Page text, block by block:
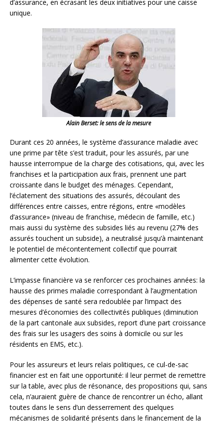
d’assurance, en écrasant les deux initiatives pour une caisse
unique.
Alain Berset: le sens de la mesure
Durant ces 20 années, le système d’assurance maladie avec
une prime par tête s’est traduit, pour les assurés, par une
hausse interrompue de la charge des cotisations, qui, avec les
franchises et la participation aux frais, prennent une part
croissante dans le budget des ménages. Cependant,
l’éclatement des situations des assurés, découlant des
différences entre caisses, entre régions, entre «modèles
d’assurance» (niveau de franchise, médecin de famille, etc.)
mais aussi du système des subsides liés au revenu (27% des
assurés touchent un subside), a neutralisé jusqu’à maintenant
le potentiel de mécontentement collectif que pourrait
alimenter cette évolution.
L’impasse financière va se renforcer ces prochaines années: la
hausse des primes maladie correspondant à l’augmentation
des dépenses de santé sera redoublée par l’impact des
mesures d’économies des collectivités publiques (diminution
de la part cantonale aux subsides, report d’une part croissance
des frais sur les usagers des soins à domicile ou sur les
résidents en EMS, etc.).
Pour les assureurs et leurs relais politiques, ce cul-de-sac
financier est en fait une opportunité: il leur permet de remettre
sur la table, avec plus de résonance, des propositions qui, sans
cela, n’auraient guère de chance de rencontrer un écho, allant
toutes dans le sens d’un desserrement des quelques
mécanismes de solidarité présents dans le financement de la